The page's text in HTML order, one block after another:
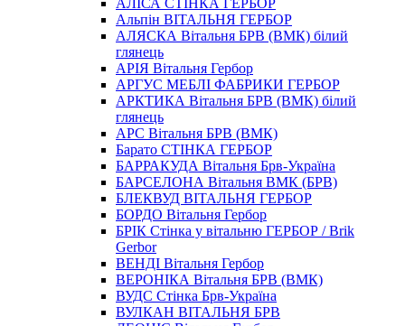
Альпін ВІТАЛЬНЯ ГЕРБОР
АЛЯСКА Вітальня БРВ (ВМК) білий
глянець
АРIЯ Вітальня Гербор
АРГУС МЕБЛІ ФАБРИКИ ГЕРБОР
АРКТИКА Вітальня БРВ (ВМК) білий
глянець
АРС Вітальня БРВ (ВМК)
Барато СТІНКА ГЕРБОР
БАРРАКУДА Вітальня Брв-Україна
БАРСЕЛОНА Вітальня ВМК (БРВ)
БЛЕКВУД ВІТАЛЬНЯ ГЕРБОР
БОРДО Вітальня Гербор
БРІК Стінка у вітальню ГЕРБОР / Brik
Gerbor
ВЕНДІ Вітальня Гербор
ВЕРОНIКА Вітальня БРВ (ВМК)
ВУДС Стінка Брв-Україна
ВУЛКАН ВІТАЛЬНЯ БРВ